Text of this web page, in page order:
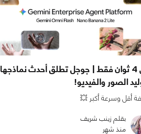
في 4 ثوان فقط | جوجل تطلق أحدث نماذجها
الصور والفيديو!
أقل وسرعة أكبر 💥
بقلم زينب شريف
منذ شهر